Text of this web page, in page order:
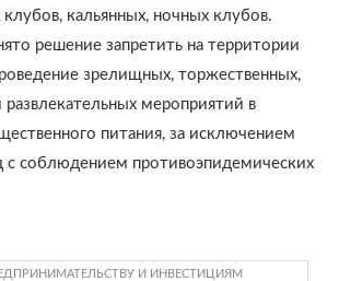
клубов, кальянных, ночных клубов.
решение запретить на территории
зрелищных, торжественных,
развлекательных мероприятий в
питания, за исключением
с соблюдением противоэпидемических
И ИНВЕСТИЦИЯМ